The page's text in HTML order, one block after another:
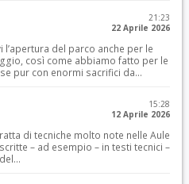
21:23
22 Aprile 2026
del parco anche per le
così come abbiamo fatto per le
pur con enormi sacrifici da...
15:28
12 Aprile 2026
di tecniche molto note nelle Aule
– ad esempio – in testi tecnici –